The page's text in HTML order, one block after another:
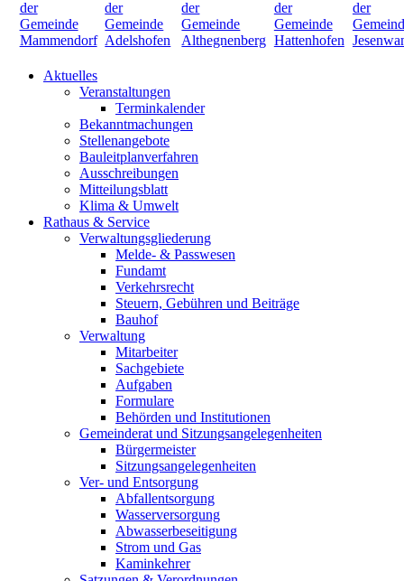
Aktuelles
Veranstaltungen
Terminkalender
Bekanntmachungen
Stellenangebote
Bauleitplanverfahren
Ausschreibungen
Mitteilungsblatt
Klima & Umwelt
Rathaus & Service
Verwaltungsgliederung
Melde- & Passwesen
Fundamt
Verkehrsrecht
Steuern, Gebühren und Beiträge
Bauhof
Verwaltung
Mitarbeiter
Sachgebiete
Aufgaben
Formulare
Behörden und Institutionen
Gemeinderat und Sitzungsangelegenheiten
Bürgermeister
Sitzungsangelegenheiten
Ver- und Entsorgung
Abfallentsorgung
Wasserversorgung
Abwasserbeseitigung
Strom und Gas
Kaminkehrer